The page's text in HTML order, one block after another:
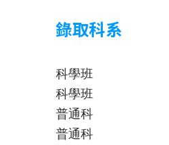
錄取科系
科學班
科學班
普通科
普通科